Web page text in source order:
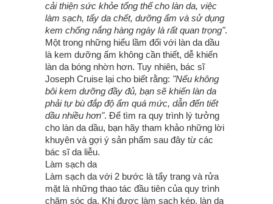
cải thiện sức khỏe tổng thể cho làn da, việc
làm sạch, tẩy da chết, dưỡng ẩm và sử dụng
kem chống nắng hàng ngày là rất quan trọng".
Một trong những hiểu lầm đối với làn da dầu
là kem dưỡng ẩm không cần thiết, dễ khiến
làn da bóng nhờn hơn. Tuy nhiên, bác sĩ
Joseph Cruise lại cho biết rằng: "Nếu không
bôi kem dưỡng đầy đủ, bạn sẽ khiến làn da
phải tự bù đắp độ ẩm quá mức, dẫn đến tiết
dầu nhiều hơn". Để tìm ra quy trình lý tưởng
cho làn da dầu, bạn hãy tham khảo những lời
khuyên và gợi ý sản phẩm sau đây từ các
bác sĩ da liễu.
Làm sạch da
Làm sạch da với 2 bước là tẩy trang và rửa
mặt là những thao tác đầu tiên của quy trình
chăm sóc da. Khi được làm sạch kép, làn da